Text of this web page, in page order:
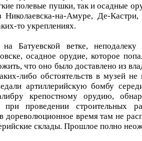
полевые пушки, так и осадные
Николаевска-на-Амуре, Де-
то укреплениях.
на Батуевской ветке,
осадное орудие, которое
что оно было доставлено из
либо обстоятельств в музей
артиллерийскую бомбу
крепостному орудию,
проведении строительных
дореволюционное время там не
склады. Прошлое полно